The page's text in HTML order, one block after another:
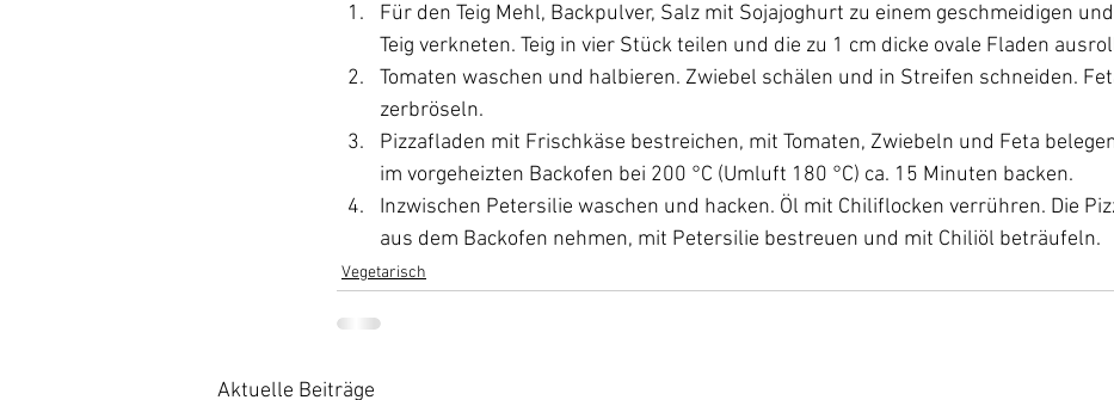
Für den Teig Mehl, Backpulver, Salz mit Sojajoghurt zu einem geschmeidigen
Teig verkneten. Teig in vier Stück teilen und die zu 1 cm dicke ovale Fladen
Tomaten waschen und halbieren. Zwiebel schälen und in Streifen schneiden.
zerbröseln.
Pizzafladen mit Frischkäse bestreichen, mit Tomaten, Zwiebeln und Feta
im vorgeheizten Backofen bei 200 °C (Umluft 180 °C) ca. 15 Minuten backen.
Inzwischen Petersilie waschen und hacken. Öl mit Chiliflocken verrühren. Die
aus dem Backofen nehmen, mit Petersilie bestreuen und mit Chiliöl beträufeln.
Vegetarisch
Aktuelle Beiträge